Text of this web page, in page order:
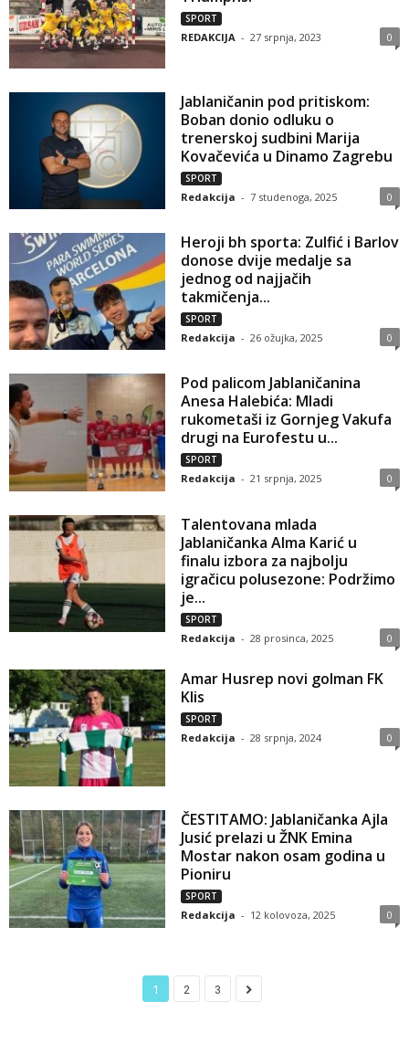
SPORT
REDAKCIJA - 27 srpnja, 2023 0
Jablaničanin pod pritiskom:
Boban donio odluku o
trenerskoj sudbini Marija
Kovačevića u Dinamo Zagrebu
SPORT
Redakcija - 7 studenoga, 2025 0
Heroji bh sporta: Zulfić i Barlov
donose dvije medalje sa
jednog od najjačih
takmičenja...
SPORT
Redakcija - 26 ožujka, 2025 0
Pod palicom Jablaničanina
Anesa Halebića: Mladi
rukometaši iz Gornjeg Vakufa
drugi na Eurofestu u...
SPORT
Redakcija - 21 srpnja, 2025 0
Talentovana mlada
Jablaničanka Alma Karić u
finalu izbora za najbolju
igračicu polusezone: Podržimo
je...
SPORT
Redakcija - 28 prosinca, 2025 0
Amar Husrep novi golman FK
Klis
SPORT
Redakcija - 28 srpnja, 2024 0
ČESTITAMO: Jablaničanka Ajla
Jusić prelazi u ŽNK Emina
Mostar nakon osam godina u
Pioniru
SPORT
Redakcija - 12 kolovoza, 2025 0
1 2 3